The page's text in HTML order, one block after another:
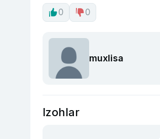
0 0
muxlisa
Izohlar